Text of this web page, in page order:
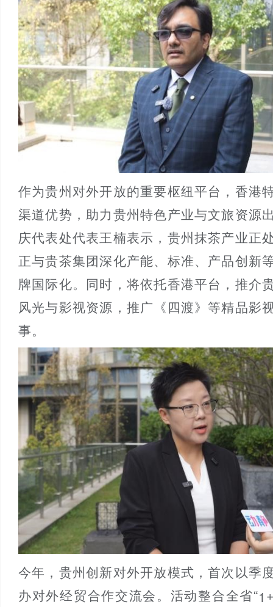
作为贵州对外开放的重要枢纽平台，香港
渠道优势，助力贵州特色产业与文旅资源
庆代表处代表王楠表示，贵州抹茶产业正
正与贵茶集团深化产能、标准、产品创新
牌国际化。同时，将依托香港平台，推介
风光与影视资源，推广《四渡》等精品影
事。
今年，贵州创新对外开放模式，首次以季
办对外经贸合作交流会。活动整合全省“1